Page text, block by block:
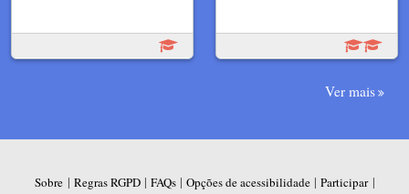
Ver mais
Sobre | Regras RGPD| FAQs| Opções de acessibilidade| Participar|